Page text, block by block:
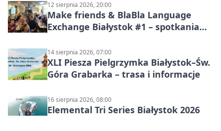
12 sierpnia 2026, 20:00
Make friends & BlaBla Language
Exchange Białystok #1 – spotkania
14 sierpnia 2026, 07:00
XLI Piesza Pielgrzymka Białystok–Św.
Góra Grabarka – trasa i informacje
16 sierpnia 2026, 08:00
Elemental Tri Series Białystok 2026